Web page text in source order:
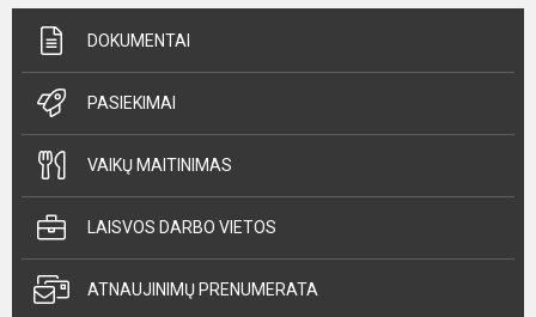
DOKUMENTAI
PASIEKIMAI
VAIKŲ MAITINIMAS
LAISVOS DARBO VIETOS
ATNAUJINIMŲ PRENUMERATA